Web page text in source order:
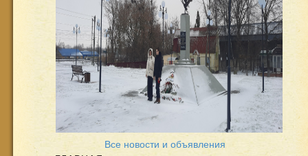
Все новости и объявления